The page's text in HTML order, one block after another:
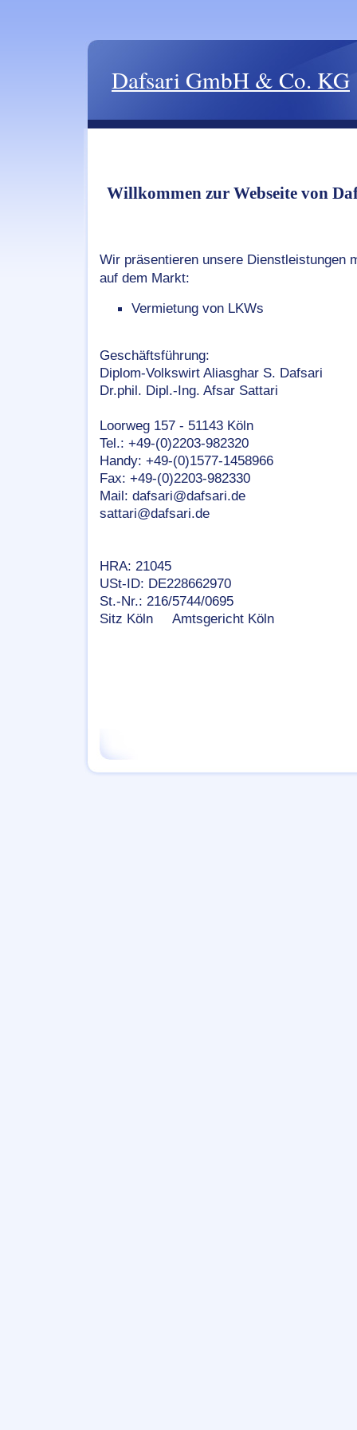
Dafsari GmbH & Co. KG
Willkommen zur Webseite von
Wir präsentieren unsere Dienstleistungen
auf dem Markt:
Vermietung von LKWs
Geschäftsführung:
Diplom-Volkswirt Aliasghar S. Dafsari
Dr.phil. Dipl.-Ing. Afsar Sattari
Loorweg 157 - 51143 Köln
Tel.: +49-(0)2203-982320
Handy: +49-(0)1577-1458966
Fax: +49-(0)2203-982330
Mail: dafsari@dafsari.de
sattari@dafsari.de
HRA: 21045
USt-ID: DE228662970
St.-Nr.: 216/5744/0695
Sitz Köln Amtsgericht Köln